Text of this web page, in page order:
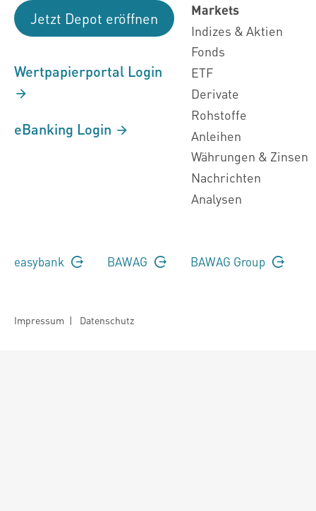
Jetzt Depot eröffnen
Wertpapierportal Login
eBanking Login
Markets
Indizes & Aktien
Fonds
ETF
Derivate
Rohstoffe
Anleihen
Währungen & Zinsen
Nachrichten
Analysen
easybank BAWAG BAWAG Group
Impressum | Datenschutz